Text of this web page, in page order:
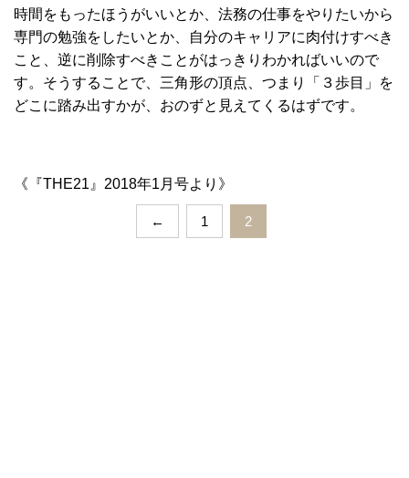
時間をもったほうがいいとか、法務の仕事をやりたいから
専門の勉強をしたいとか、自分のキャリアに肉付けすべき
こと、逆に削除すべきことがはっきりわかればいいので
す。そうすることで、三角形の頂点、つまり「３歩目」を
どこに踏み出すかが、おのずと見えてくるはずです。
《『THE21』2018年1月号より》
← 1 2